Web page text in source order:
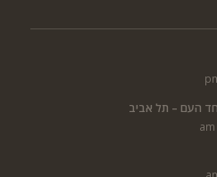
העם – תל אביב